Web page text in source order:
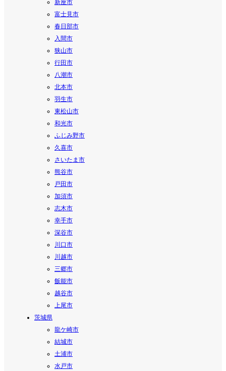
新座市
富士見市
春日部市
入間市
狭山市
行田市
八潮市
北本市
羽生市
東松山市
和光市
ふじみ野市
久喜市
さいたま市
熊谷市
戸田市
加須市
志木市
幸手市
深谷市
川口市
川越市
三郷市
飯能市
越谷市
上尾市
茨城県
龍ケ崎市
結城市
土浦市
水戸市